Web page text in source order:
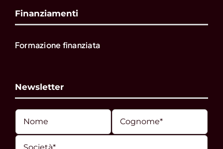
Finanziamenti
Formazione finanziata
Newsletter